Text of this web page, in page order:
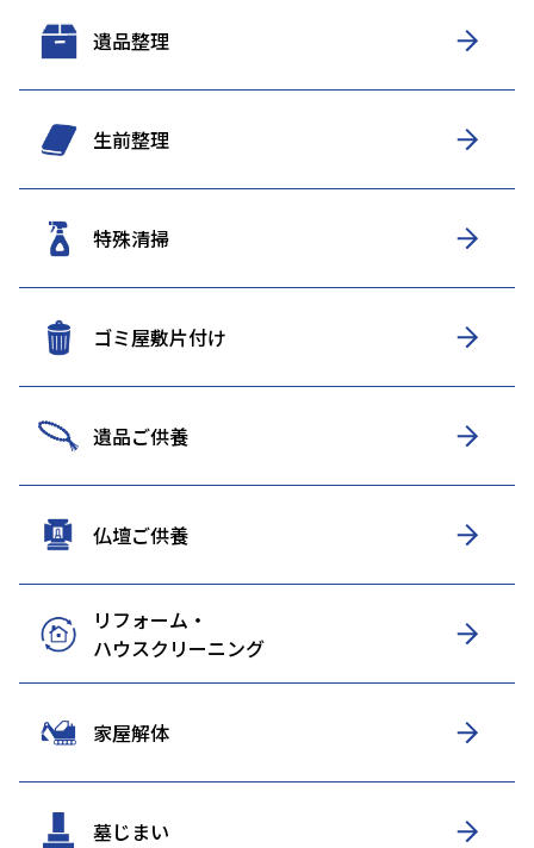
遺品整理
生前整理
特殊清掃
ゴミ屋敷片付け
遺品ご供養
仏壇ご供養
リフォーム・
ハウスクリーニング
家屋解体
墓じまい